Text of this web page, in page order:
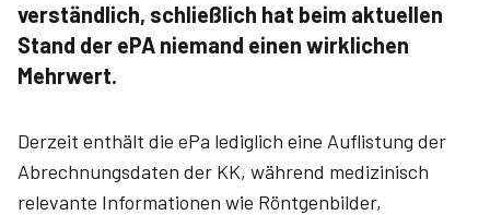
verständlich, schließlich hat beim aktuellen
Stand der ePA niemand einen wirklichen
Mehrwert.
Derzeit enthält die ePa lediglich eine Auflistung der
Abrechnungsdaten der KK, während medizinisch
relevante Informationen wie Röntgenbilder,